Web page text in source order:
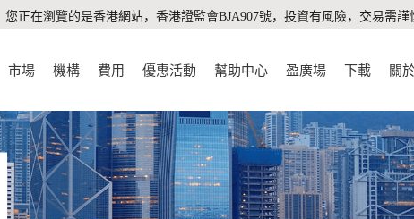
您正在瀏覽的是香港網站，香港證監會BJA907號，投資有風險，交易需謹
市場 機構 費用 優惠活動 幫助中心 盈廣場 下載 關